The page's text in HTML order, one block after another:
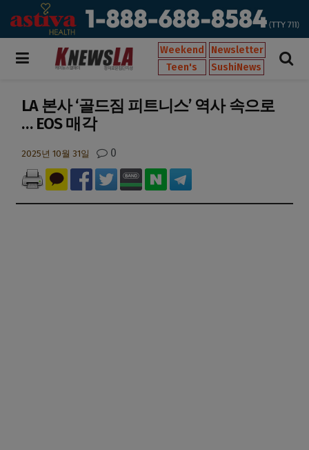
Weekend
Newsletter
Teen's
SushiNews
LA 본사 ‘골드짐 피트니스’ 역사 속으로
… EOS 매각
2025년 10월 31일 0